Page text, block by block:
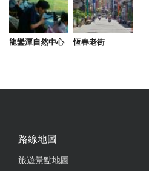
環境舒適, 乾淨整齊 草坪
餐桌還可以喝咖啡看夕陽
好 住兩晚, 早餐還幫我們
龍鑾潭自然中心 恆春老街
路線地圖
旅遊景點地圖